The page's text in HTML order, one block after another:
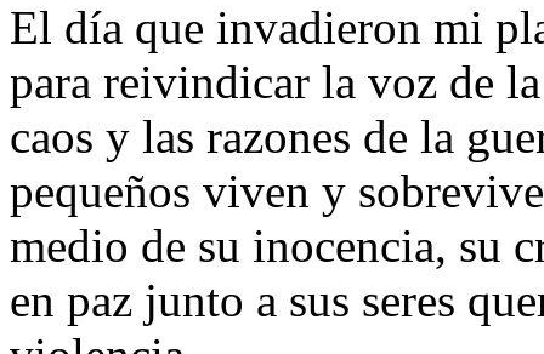
El día que invadieron mi
para reivindicar la voz de
caos y las razones de la
pequeños viven y
medio de su inocencia, su
en paz junto a sus seres